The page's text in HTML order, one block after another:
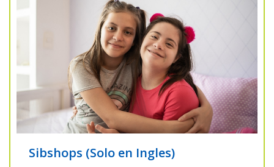
Sibshops (Solo en Ingles)